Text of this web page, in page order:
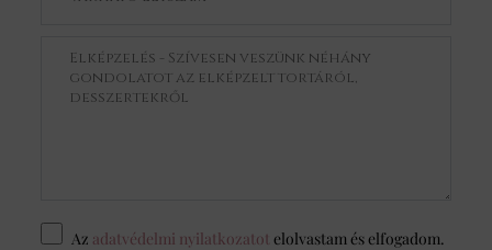
Az adatvédelmi nyilatkozatot elolvastam és elfogadom.